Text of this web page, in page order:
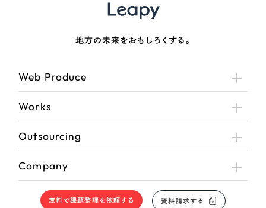
地方の未来をおもしろくする。
Web Produce
Works
Outsourcing
Company
無料で課題整理を依頼する 資料請求する